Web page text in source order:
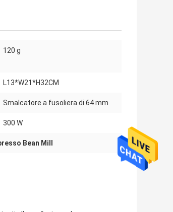
120 g
L13*W21*H32CM
Smalcatore a fusoliera di 64 mm
300 W
Bean Mill